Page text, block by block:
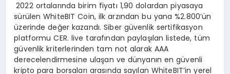
2022 ortalarında birim fiyatı 1,90 dolardan piyasaya
sürülen WhiteBIT Coin, ilk arzından bu yana %2.800’ün
üzerinde değer kazandı. Siber güvenlik sertifikasyon
platformu CER. live tarafından paylaşılan listede, tüm
güvenlik kriterlerinden tam not alarak AAA
derecelendirmesine ulaşan ve dünyanın en güvenli
kripto para borsaları arasında sayılan WhiteBIT’in yerel